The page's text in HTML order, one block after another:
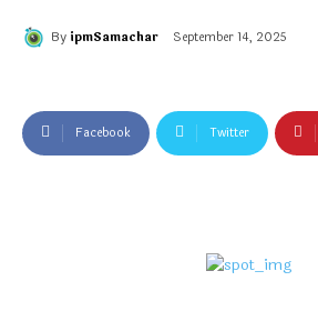
By ipmSamachar September 14, 2025
Facebook Twitter